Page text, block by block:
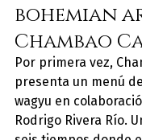
bohemian
Chambao
Por primera vez,
presenta un menú
wagyu en
Rodrigo Rivera Río.